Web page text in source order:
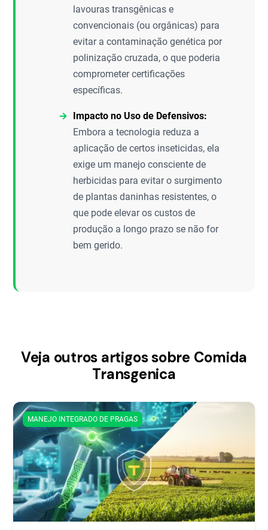
lavouras transgênicas e
convencionais (ou orgânicas) para
evitar a contaminação genética por
polinização cruzada, o que poderia
comprometer certificações
específicas.
Impacto no Uso de Defensivos:
Embora a tecnologia reduza a
aplicação de certos inseticidas, ela
exige um manejo consciente de
herbicidas para evitar o surgimento
de plantas daninhas resistentes, o
que pode elevar os custos de
produção a longo prazo se não for
bem gerido.
Veja outros artigos sobre Comida
Transgenica
MANEJO INTEGRADO DE PRAGAS